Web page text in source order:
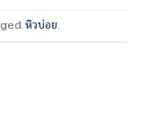
หิวบ่อย.